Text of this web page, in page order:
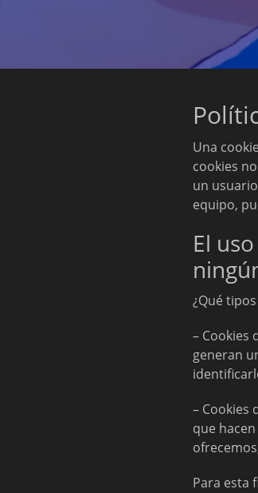
Una
cookies
un
equipo,
El
¿Qué
– Cookies
generan
– Cookies
que
Para esta